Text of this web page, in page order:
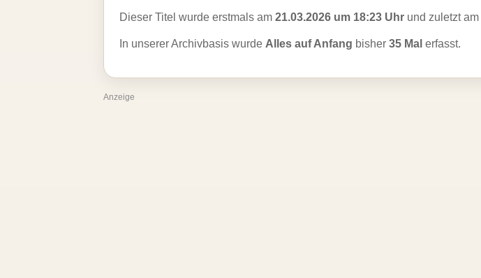
Dieser Titel wurde erstmals am 21.03.2026 um 18:23 Uhr und zuletzt am
In unserer Archivbasis wurde Alles auf Anfang bisher 35 Mal erfasst.
Anzeige